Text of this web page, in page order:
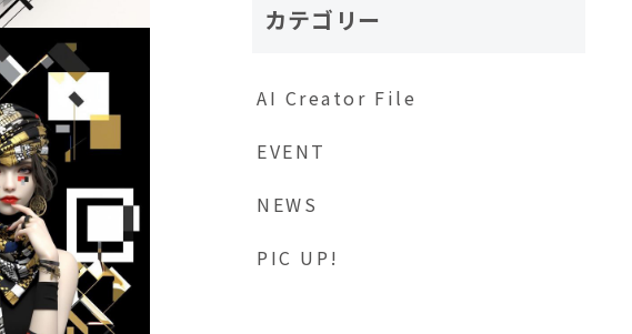
カテゴリー
AI Creator File
EVENT
NEWS
PIC UP!